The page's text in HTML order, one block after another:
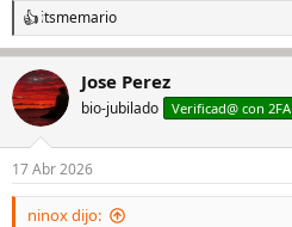
R
e
a
c
c
i
e
s
itsmemario
Jose Perez
bio-jubilado Verificad@ con 2FA
17 Abr 2026
ninox dijo: